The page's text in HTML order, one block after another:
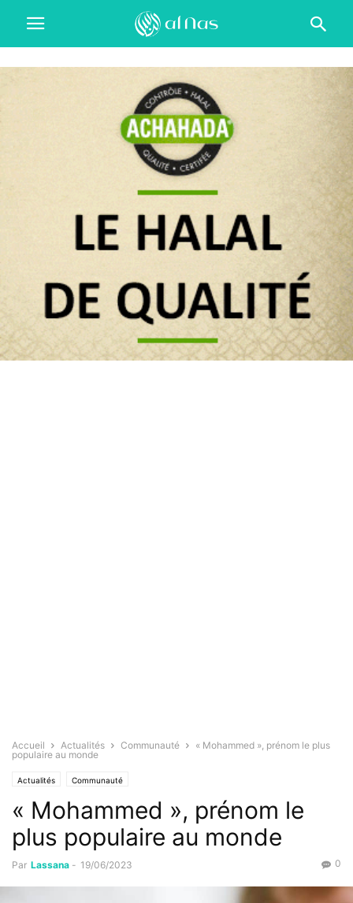
Accueil Actualités Communauté
« Mohammed », prénom le plus
populaire au monde
Actualités Communauté
« Mohammed », prénom le
plus populaire au monde
Par Lassana - 19/06/2023 0